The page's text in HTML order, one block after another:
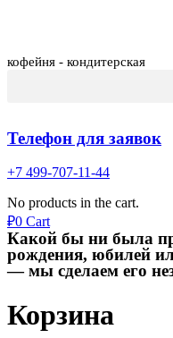
кофейня - кондитерская
Телефон для заявок
+7 499-707-11-44
No products in the cart.
₽0 Cart
Какой бы ни была
рождения, юбилей
— мы сделаем его
Корзина